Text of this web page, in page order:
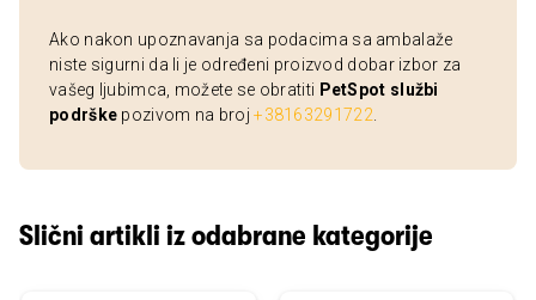
Ako nakon upoznavanja sa podacima sa ambalaže
niste sigurni da li je određeni proizvod dobar izbor za
vašeg ljubimca, možete se obratiti PetSpot službi
podrške pozivom na broj+38163291722
Slični artikli iz odabrane kategorije